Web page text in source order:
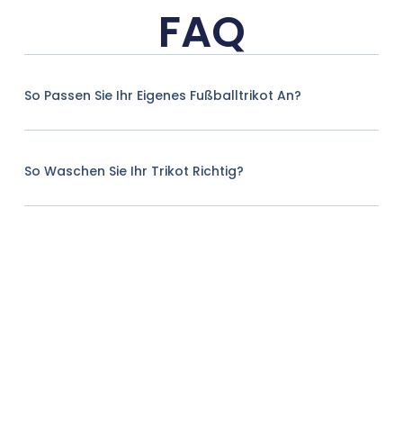
FAQ
So Passen Sie Ihr Eigenes Fußballtrikot An?
So Waschen Sie Ihr Trikot Richtig?